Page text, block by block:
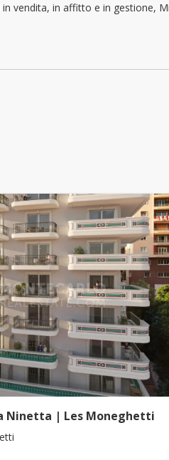
vendita, in affitto e in gestione,
Ninetta | Les Moneghetti